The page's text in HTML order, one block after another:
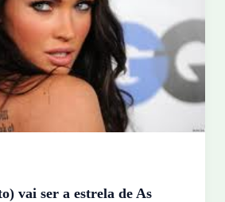
vai ser a estrela de As